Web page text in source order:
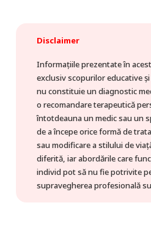
Disclaimer
Informațiile prezentate în
exclusiv scopurilor educative
nu constituie un diagnostic
o recomandare terapeutică
întotdeauna un medic sau un
de a începe orice formă de
sau modificare a stilului de
diferită, iar abordările care
individ pot să nu fie potrivite
supravegherea profesională